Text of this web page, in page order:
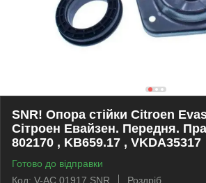
SNR! Опора стійки Citroen
Сітроен Евайзен. Передня.
802170 , KB659.17 , VKDA35317
Готово до відправки
Код: V-AC.01917.SNR
Роздріб